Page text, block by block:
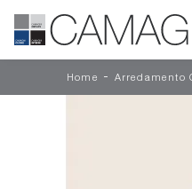
Home - Arredamento